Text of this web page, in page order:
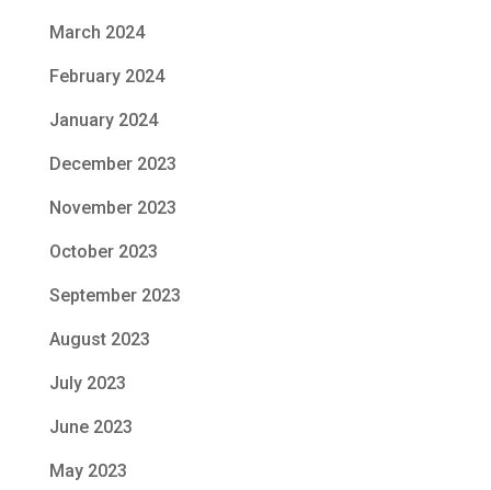
March 2024
February 2024
January 2024
December 2023
November 2023
October 2023
September 2023
August 2023
July 2023
June 2023
May 2023